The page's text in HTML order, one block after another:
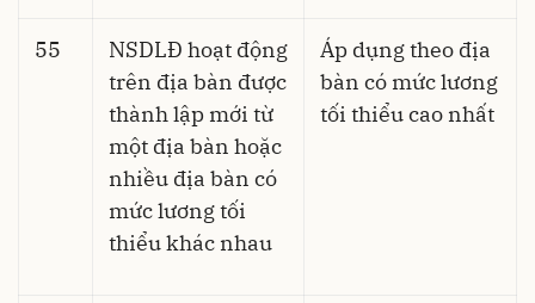
55
NSDLĐ hoạt động
trên địa bàn được
thành lập mới từ
một địa bàn hoặc
nhiều địa bàn có
mức lương tối
thiểu khác nhau
Áp dụng theo địa
bàn có mức lương
tối thiểu cao nhất